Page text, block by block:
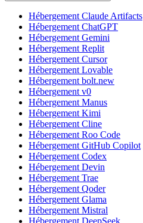
Hébergement Claude Artifacts
Hébergement ChatGPT
Hébergement Gemini
Hébergement Replit
Hébergement Cursor
Hébergement Lovable
Hébergement bolt.new
Hébergement v0
Hébergement Manus
Hébergement Kimi
Hébergement Cline
Hébergement Roo Code
Hébergement GitHub Copilot
Hébergement Codex
Hébergement Devin
Hébergement Trae
Hébergement Qoder
Hébergement Glama
Hébergement Mistral
Hébergement DeepSeek